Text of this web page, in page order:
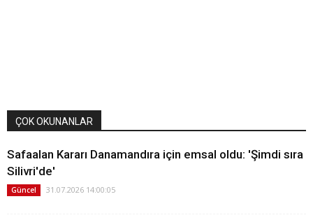
ÇOK OKUNANLAR
Safaalan Kararı Danamandıra için emsal oldu: 'Şimdi sıra
Silivri'de'
Güncel 31.07.2026 14:00:05